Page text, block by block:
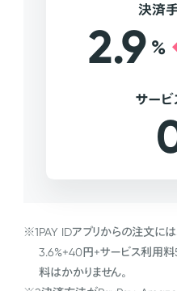
決済
2.9 %
サー
※1PAY IDアプリからの注文に
3.6%+40円+サービス利用料
料はかかりません。